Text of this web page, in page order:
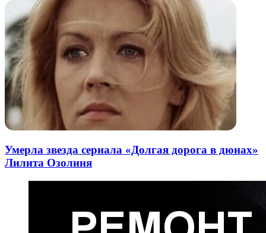
Умерла звезда сериала «Долгая дорога в дюнах»
Лилита Озолиня